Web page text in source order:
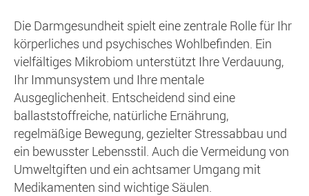
Die Darmgesundheit spielt eine zentrale Rolle für Ihr
körperliches und psychisches Wohlbefinden. Ein
vielfältiges Mikrobiom unterstützt Ihre Verdauung,
Ihr Immunsystem und Ihre mentale
Ausgeglichenheit. Entscheidend sind eine
ballaststoffreiche, natürliche Ernährung,
regelmäßige Bewegung, gezielter Stressabbau und
ein bewusster Lebensstil. Auch die Vermeidung von
Umweltgiften und ein achtsamer Umgang mit
Medikamenten sind wichtige Säulen.